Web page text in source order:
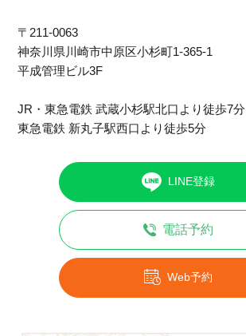
〒211-0063
神奈川県川崎市中原区⼩杉町1-365-1
平成管理ビル3F
JR・東急電鉄 武蔵小杉駅北口より徒歩7分
東急電鉄 新丸子駅西口より徒歩5分
LINE登録
電話予約
Web予約